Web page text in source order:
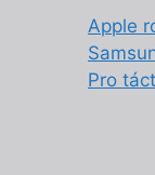
Apple
Pro